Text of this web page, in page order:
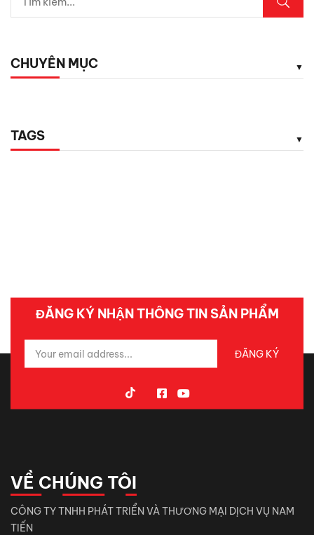
CHUYÊN MỤC
TAGS
ĐĂNG KÝ NHẬN THÔNG TIN SẢN PHẨM
VỀ CHÚNG TÔI
CÔNG TY TNHH PHÁT TRIỂN VÀ THƯƠNG MẠI DỊCH VỤ NAM
TIẾN